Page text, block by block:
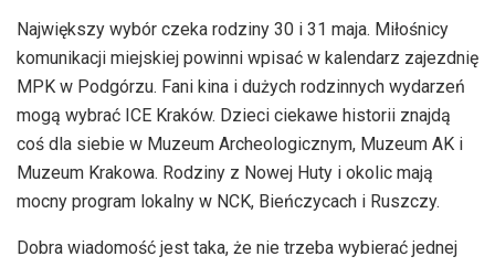
Największy wybór czeka rodziny 30 i 31 maja. Miłośnicy
komunikacji miejskiej powinni wpisać w kalendarz zajezdnię
MPK w Podgórzu. Fani kina i dużych rodzinnych wydarzeń
mogą wybrać ICE Kraków. Dzieci ciekawe historii znajdą
coś dla siebie w Muzeum Archeologicznym, Muzeum AK i
Muzeum Krakowa. Rodziny z Nowej Huty i okolic mają
mocny program lokalny w NCK, Bieńczycach i Ruszczy.
Dobra wiadomość jest taka, że nie trzeba wybierać jednej